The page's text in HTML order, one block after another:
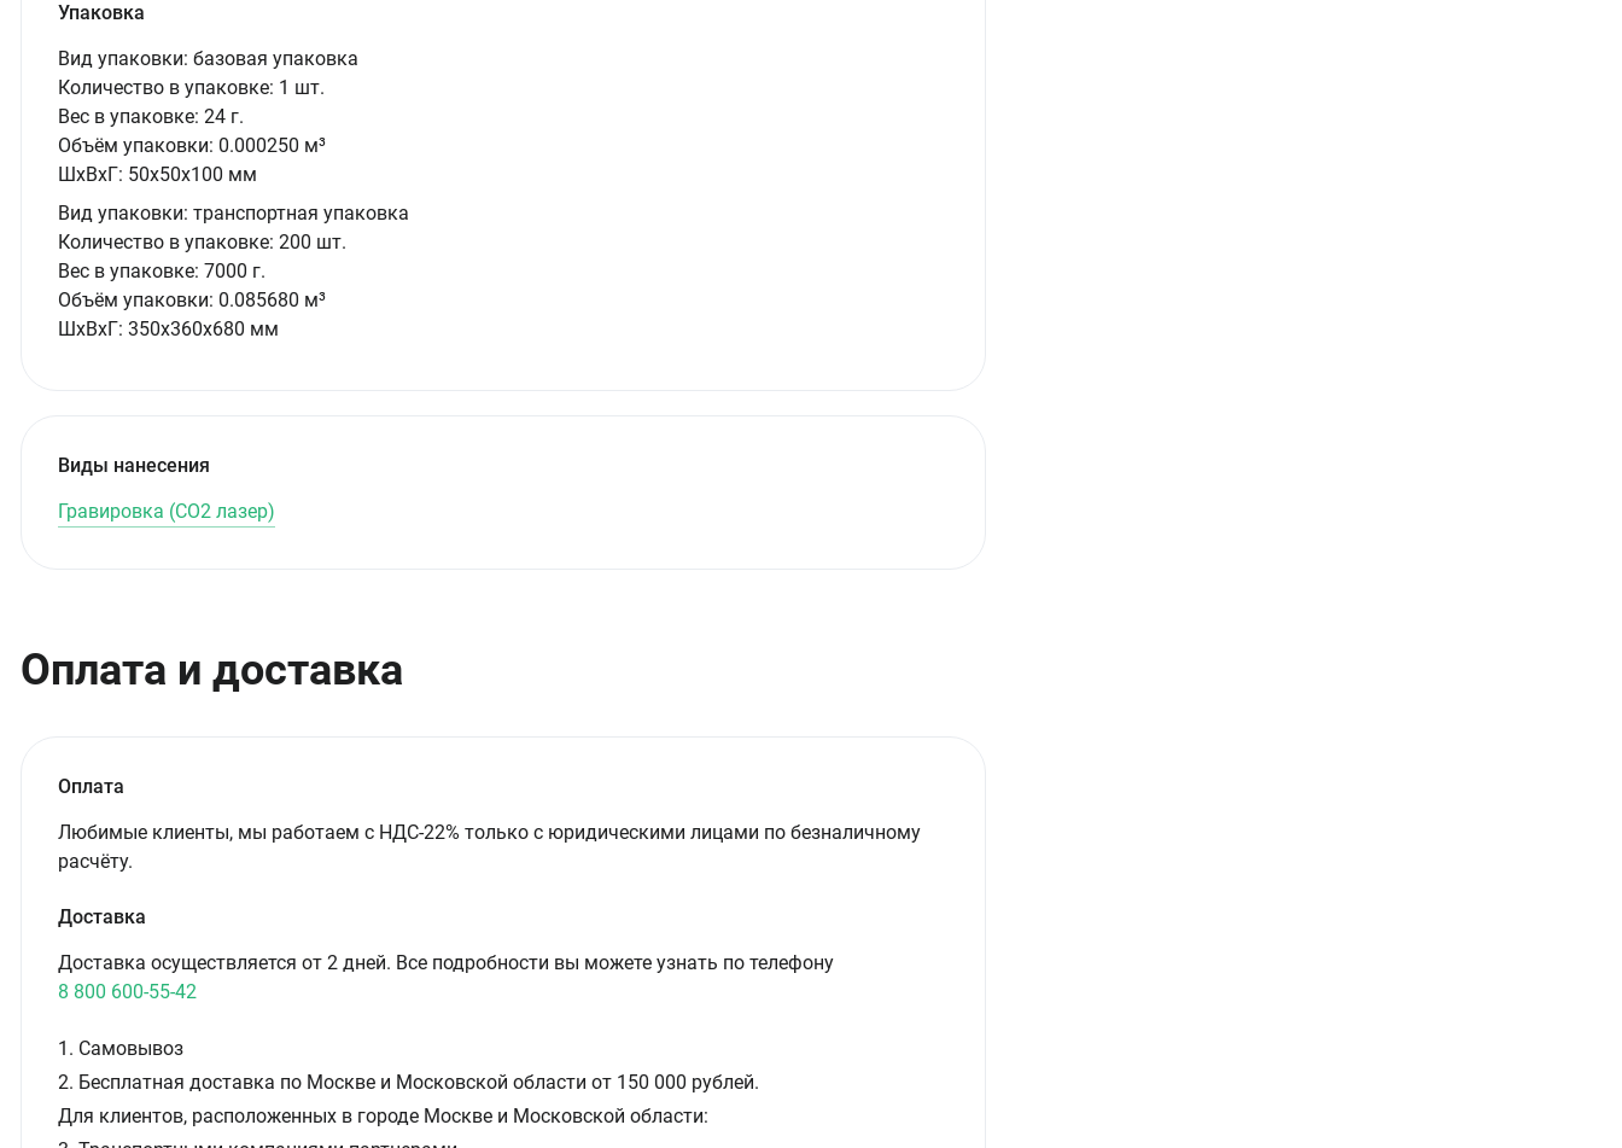
Упаковка
Вид упаковки: базовая упаковка
Количество в упаковке: 1 шт.
Вес в упаковке: 24 г.
Объём упаковки: 0.000250 м³
ШxВxГ: 50x50x100 мм
Вид упаковки: транспортная упаковка
Количество в упаковке: 200 шт.
Вес в упаковке: 7000 г.
Объём упаковки: 0.085680 м³
ШxВxГ: 350x360x680 мм
Виды нанесения
Гравировка (CO2 лазер)
Оплата и доставка
Оплата
Любимые клиенты, мы работаем с НДС-22% только с юридическими лицами по безналичному
расчёту.
Доставка
Доставка осуществляется от 2 дней. Все подробности вы можете узнать по телефону
8 800 600-55-42
1. Самовывоз
2. Бесплатная доставка по Москве и Московской области от 150 000 рублей.
Для клиентов, расположенных в городе Москве и Московской области: